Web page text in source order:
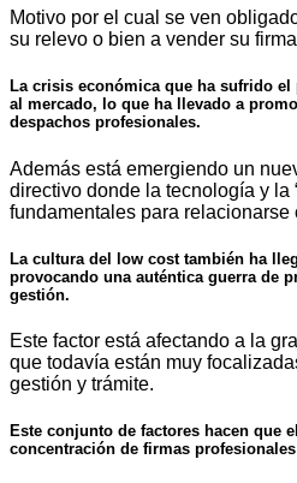
Motivo por el cual se ven
su relevo o bien a vender su
La crisis económica que ha sufrido
al mercado, lo que ha llevado a
despachos profesionales.
Además está emergiendo un
directivo donde la tecnología y la
fundamentales para relacionarse
La cultura del low cost también ha
provocando una auténtica guerra de
gestión.
Este factor está afectando a la
que todavía están muy
gestión y trámite.
Este conjunto de factores hacen que
concentración de firmas